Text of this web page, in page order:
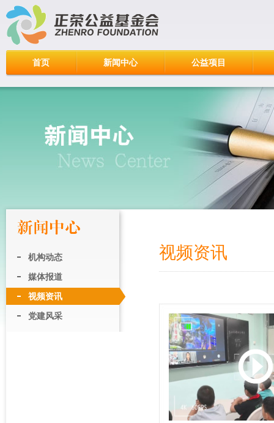
首页 新闻中心 公益项目
机构动态
媒体报道
视频资讯
党建风采
视频资讯